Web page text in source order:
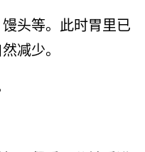
头等。此时胃里已
减少。